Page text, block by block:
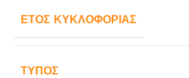
ΈΤΟΣ ΚΥΚΛΟΦΟΡΊΑΣ
ΤΎΠΟΣ